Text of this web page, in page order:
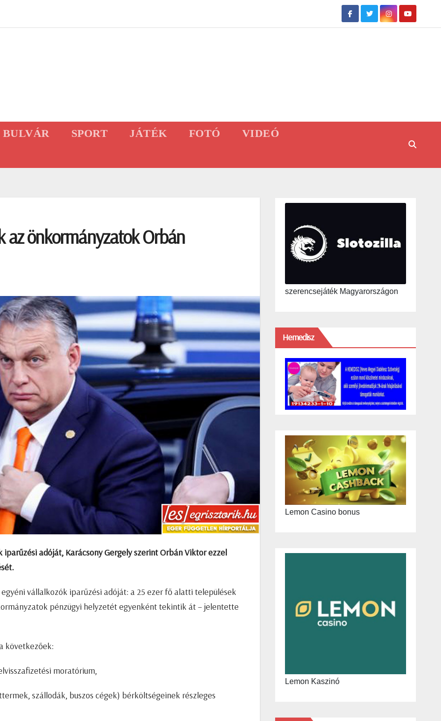
BULVÁR SPORT JÁTÉK FOTÓ
VIDEÓ
az önkormányzatok Orbán
adóját, Karácsony Gergely szerint Orbán Viktor ezzel
vállalkozók iparűzési adóját: a 25 ezer fő alatti települések
pénzügyi helyzetét egyenként tekintik át – jelentette
következőek:
moratórium,
szállodák, buszos cégek) bérköltségeinek részleges
szerencsejáték Magyarországon
Hemedisz
Lemon Casino bonus
Lemon Kaszinó